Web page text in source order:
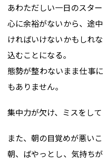
あわただしい一日のスター
心に余裕がないから、途
ければいけないかもしれ
込むことになる。
態勢が整わないまま仕事
もありません。
集中力が欠け、ミスをし
また、朝の目覚めが悪い
朝、ばやっとし、気持ち